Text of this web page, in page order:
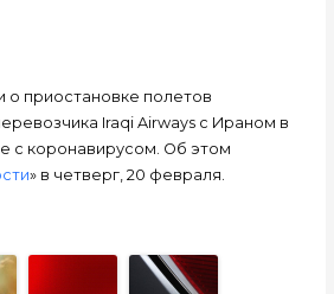
о приостановке полетов
Iraqi Airways с Ираном в
с коронавирусом. Об этом
» в четверг, 20 февраля.